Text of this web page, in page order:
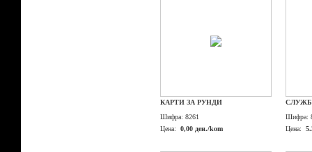
КАРТИ ЗА РУНДИ
Шифра: 8261
Цена:
0,00 ден./kom
Шифра:
Цена: